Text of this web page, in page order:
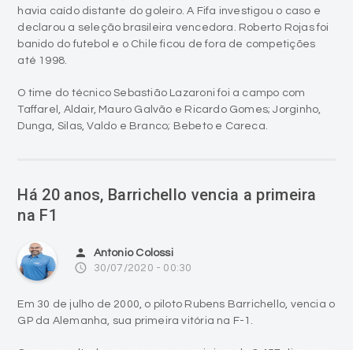
até 1998.
O time do técnico Sebastião Lazaroni foi a campo com
Taffarel, Aldair, Mauro Galvão e Ricardo Gomes; Jorginho,
person Antonio Colossi
Em 30 de julho de 2000, o piloto Rubens Barrichello, vencia o
GP da Alemanha, sua primeira vitória na F-1.
Com o resultado, se encerrava um jejum de 2.457 dias sem
conquistas do Brasil na categoria. Desde o GP da Austrália